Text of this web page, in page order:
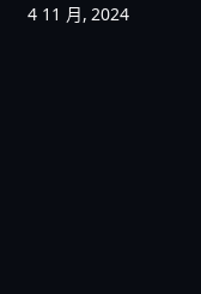
4 11 月, 2024